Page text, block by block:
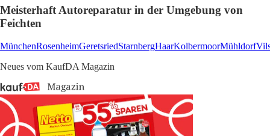
Meisterhaft Autoreparatur in der Umgebung von
Feichten
MünchenRosenheimGeretsriedStarnbergHaarKolbermoorMühldorf
Neues vom KaufDA Magazin